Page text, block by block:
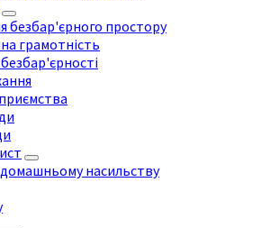
безбар'єрного простору
грамотність
насильству